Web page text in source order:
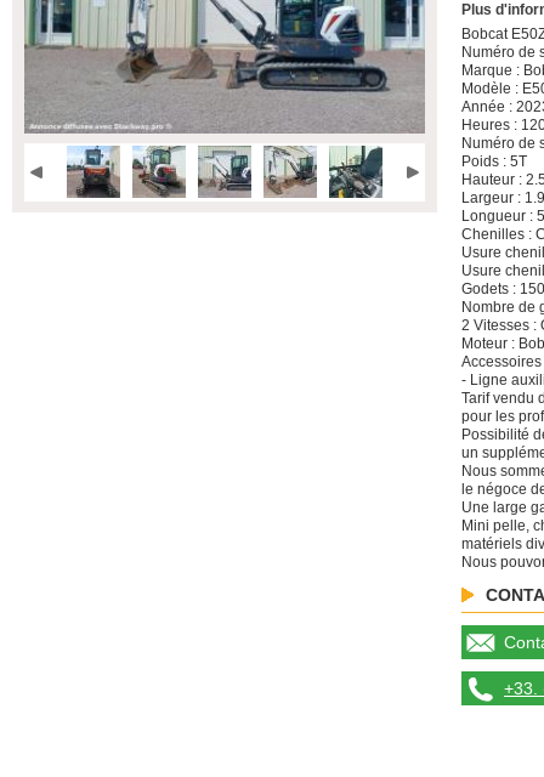
Plus
Bobcat
Numéro de
Marque :
Modèle :
Année :
Heures :
Numéro de
Poids : 5T
Hauteur :
Largeur :
Longueur :
Chenilles :
Usure
Usure
Godets :
Nombre de
2 Vitesses :
Moteur :
Accessoires
- Ligne
Tarif vendu
pour les
Possibilité
un
Nous
le négoce
Une large
Mini pelle,
matériels
Nous
+33.